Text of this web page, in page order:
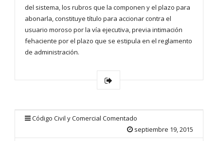
del sistema, los rubros que la componen y el plazo para
abonarla, constituye título para accionar contra el
usuario moroso por la vía ejecutiva, previa intimación
fehaciente por el plazo que se estipula en el reglamento
de administración.
Código Civil y Comercial Comentado
septiembre 19, 2015